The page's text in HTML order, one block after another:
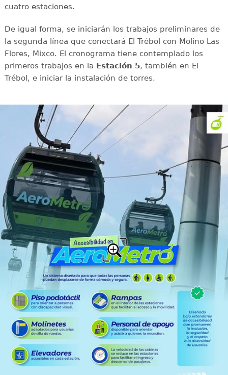
cuatro estaciones.
De igual forma, se iniciarán los trabajos preliminares de
la segunda línea que conectará El Trébol con Molino Las
Flores, Mixco. El cronograma tiene contemplado los
primeros trabajos en la Estación 5, también en El
Trébol, e iniciar la instalación de torres.